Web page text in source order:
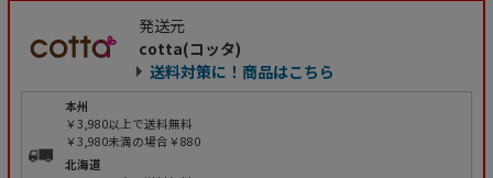
発送元
cotta(コッタ)
送料対策に！商品はこちら
本州
￥3,980以上で送料無料
￥3,980未満の場合￥880
北海道